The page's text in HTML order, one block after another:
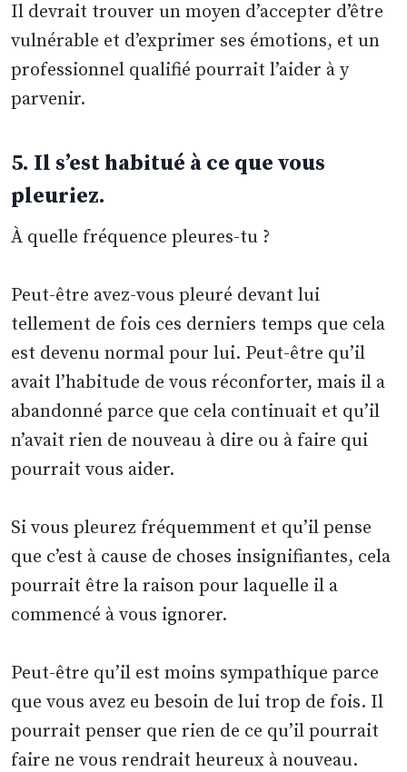
Il devrait trouver un moyen d’accepter d’être
vulnérable et d’exprimer ses émotions, et un
professionnel qualifié pourrait l’aider à y
parvenir.
5. Il s’est habitué à ce que vous
pleuriez.
À quelle fréquence pleures-tu ?
Peut-être avez-vous pleuré devant lui
tellement de fois ces derniers temps que cela
est devenu normal pour lui. Peut-être qu’il
avait l’habitude de vous réconforter, mais il a
abandonné parce que cela continuait et qu’il
n’avait rien de nouveau à dire ou à faire qui
pourrait vous aider.
Si vous pleurez fréquemment et qu’il pense
que c’est à cause de choses insignifiantes, cela
pourrait être la raison pour laquelle il a
commencé à vous ignorer.
Peut-être qu’il est moins sympathique parce
que vous avez eu besoin de lui trop de fois. Il
pourrait penser que rien de ce qu’il pourrait
faire ne vous rendrait heureux à nouveau.